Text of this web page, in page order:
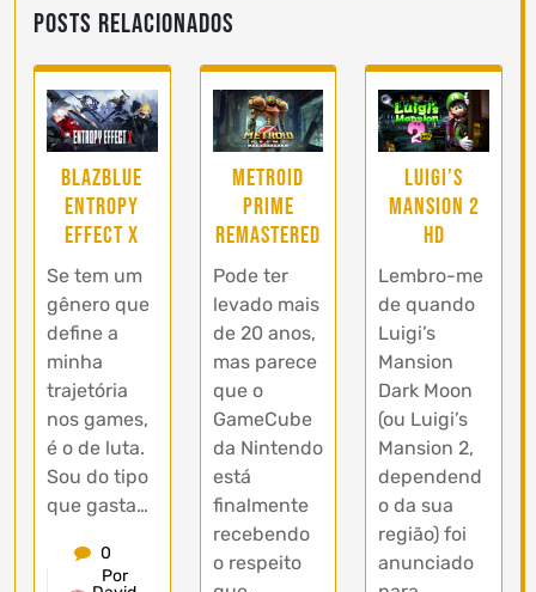
Posts Relacionados
BlazBlue
Entropy
Effect X
Se tem um
gênero que
define a
minha
trajetória
nos games,
é o de luta.
Sou do tipo
que gasta…
0
Por
Metroid
Prime
Remastered
Pode ter
levado mais
de 20 anos,
mas parece
que o
GameCube
da Nintendo
está
finalmente
recebendo
o respeito
Luigi’s
Mansion 2
HD
Lembro-me
de quando
Luigi’s
Mansion
Dark Moon
(ou Luigi’s
Mansion 2,
dependend
o da sua
região) foi
anunciado